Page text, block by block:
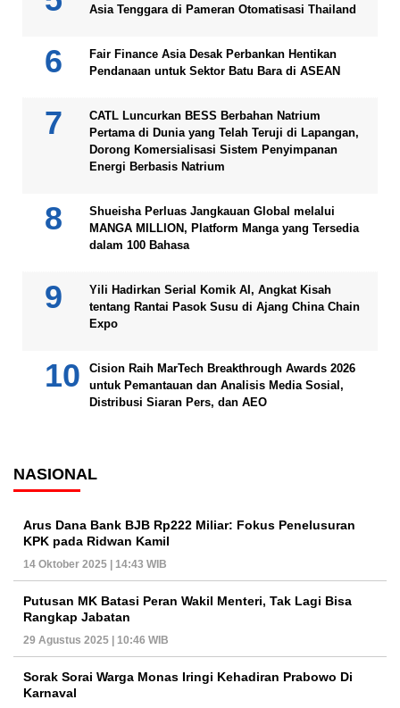
Asia Tenggara di Pameran Otomatisasi Thailand
Fair Finance Asia Desak Perbankan Hentikan
Pendanaan untuk Sektor Batu Bara di ASEAN
CATL Luncurkan BESS Berbahan Natrium
Pertama di Dunia yang Telah Teruji di Lapangan,
Dorong Komersialisasi Sistem Penyimpanan
Energi Berbasis Natrium
Shueisha Perluas Jangkauan Global melalui
MANGA MILLION, Platform Manga yang Tersedia
dalam 100 Bahasa
Yili Hadirkan Serial Komik AI, Angkat Kisah
tentang Rantai Pasok Susu di Ajang China Chain
Expo
Cision Raih MarTech Breakthrough Awards 2026
untuk Pemantauan dan Analisis Media Sosial,
Distribusi Siaran Pers, dan AEO
NASIONAL
Arus Dana Bank BJB Rp222 Miliar: Fokus Penelusuran
KPK pada Ridwan Kamil
14 Oktober 2025 | 14:43 WIB
Putusan MK Batasi Peran Wakil Menteri, Tak Lagi Bisa
Rangkap Jabatan
29 Agustus 2025 | 10:46 WIB
Sorak Sorai Warga Monas Iringi Kehadiran Prabowo Di
Karnaval